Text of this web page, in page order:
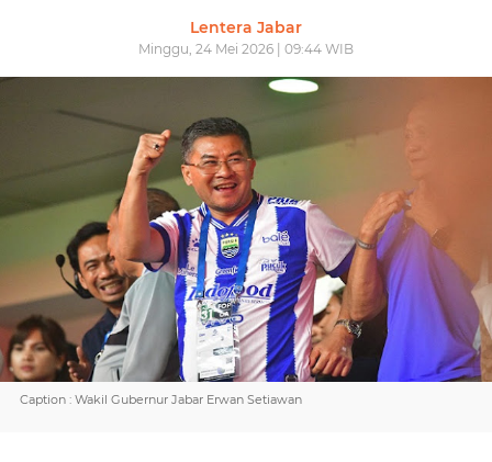
Lentera Jabar
Minggu, 24 Mei 2026 | 09:44 WIB
Caption : Wakil Gubernur Jabar Erwan Setiawan